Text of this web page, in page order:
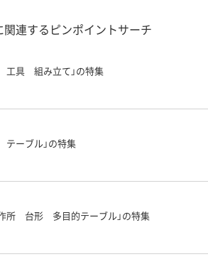
関連するピンポイントサーチ
工具 組み立て」の特集
テーブル」の特集
作所 台形 多目的テーブル」の特集